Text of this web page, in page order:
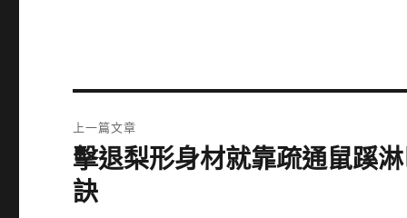
章
導
上一篇文章
上
一
篇
擊退梨形身材就靠疏通鼠蹊
訣